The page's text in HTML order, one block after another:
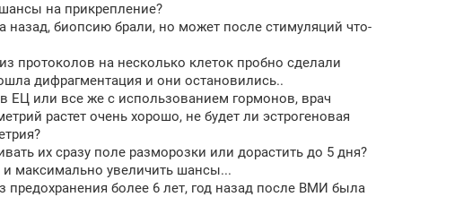
на прикрепление?
назад, биопсию брали, но может после стимуляций что-
протоколов на несколько клеток пробно сделали
дифрагментация и они остановились..
ЕЦ или все же с использованием гормонов, врач
растет очень хорошо, не будет ли эстрогеновая
их сразу поле разморозки или дорастить до 5 дня?
и максимально увеличить шансы...
предохранения более 6 лет, год назад после ВМИ была